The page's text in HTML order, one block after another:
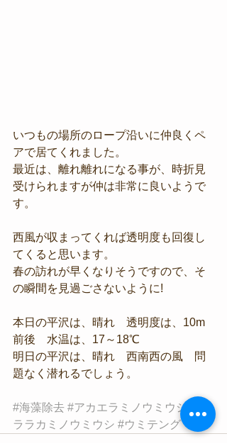
いつもの場所のロープ沿いに仲良くペ
アで居てくれました。
最近は、離れ離れになる事が、時折見
受けられますが仲は非常に良いようで
す。
西風が収まってくれば透明度も回復し
てくると思います。
春の訪れが早くなりそうですので、そ
の瞬間を見過ごさないように!
本日の平沢は、晴れ　透明度は、10m
前後　水温は、17～18℃
明日の平沢は、晴れ　西南西の風　問
題なく潜れるでしょう。
#海藻除去 #アカエラミノウミウシ
ララカミノウミウシ #ウミテング